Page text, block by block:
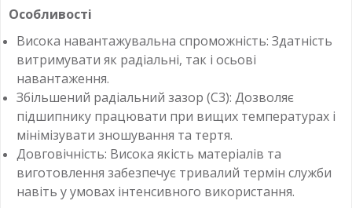
Особливості
Висока навантажувальна спроможність: Здатність
витримувати як радіальні, так і осьові
навантаження.
Збільшений радіальний зазор (C3): Дозволяє
підшипнику працювати при вищих температурах і
мінімізувати зношування та тертя.
Довговічність: Висока якість матеріалів та
виготовлення забезпечує тривалий термін служби
навіть у умовах інтенсивного використання.